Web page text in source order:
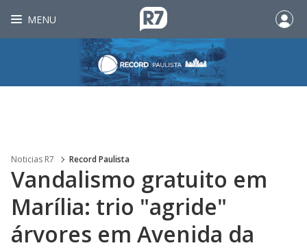
MENU
Noticias R7 Record Paulista
Vandalismo gratuito em
Marília: trio "agride"
árvores em Avenida da